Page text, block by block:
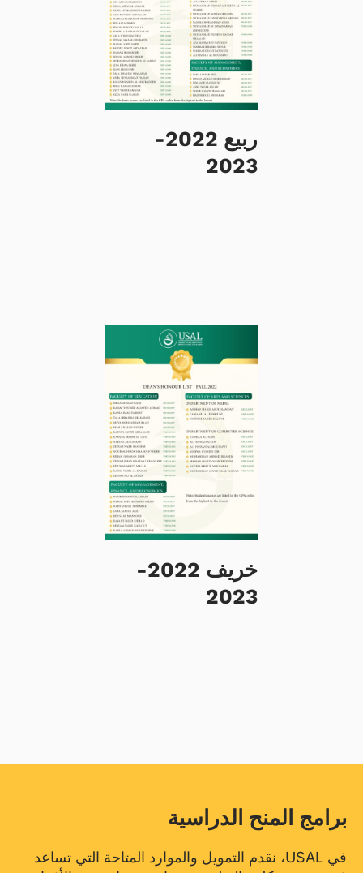
ربيع 2022-
2023
خريف 2022-
2023
برامج المنح الدراسية
في USAL، نقدم التمويل والموارد المتاحة التي تساعد